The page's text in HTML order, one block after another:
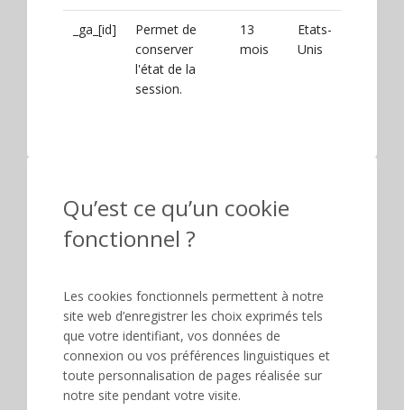
_ga_[id]
Permet de
conserver
l'état de la
session.
13
mois
Etats-
Unis
Qu’est ce qu’un cookie
fonctionnel ?
Les cookies fonctionnels permettent à notre
site web d’enregistrer les choix exprimés tels
que votre identifiant, vos données de
connexion ou vos préférences linguistiques et
toute personnalisation de pages réalisée sur
notre site pendant votre visite.